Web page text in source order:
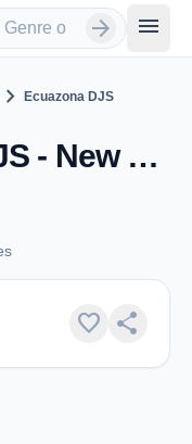
arrow_forward menu
chevron_right Ecuazona DJS
Ecuazona DJS - New York City, NY
favorite share